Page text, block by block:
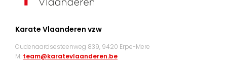
Karate Vlaanderen vzw
Oudenaardsesteenweg 839, 9420 Erpe-Mere
M: team@karatevlaanderen.be